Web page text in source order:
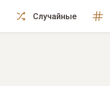
Случайные